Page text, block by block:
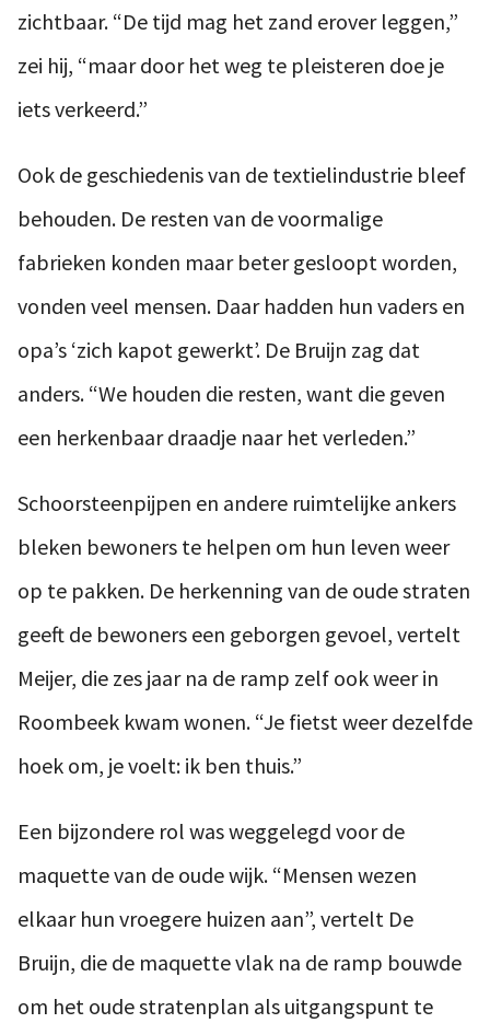
zichtbaar. “De tijd mag het zand erover leggen,”
zei hij, “maar door het weg te pleisteren doe je
iets verkeerd.”
Ook de geschiedenis van de textielindustrie bleef
behouden. De resten van de voormalige
fabrieken konden maar beter gesloopt worden,
vonden veel mensen. Daar hadden hun vaders en
opa’s ‘zich kapot gewerkt’. De Bruijn zag dat
anders. “We houden die resten, want die geven
een herkenbaar draadje naar het verleden.”
Schoorsteenpijpen en andere ruimtelijke ankers
bleken bewoners te helpen om hun leven weer
op te pakken. De herkenning van de oude straten
geeft de bewoners een geborgen gevoel, vertelt
Meijer, die zes jaar na de ramp zelf ook weer in
Roombeek kwam wonen. “Je fietst weer dezelfde
hoek om, je voelt: ik ben thuis.”
Een bijzondere rol was weggelegd voor de
maquette van de oude wijk. “Mensen wezen
elkaar hun vroegere huizen aan”, vertelt De
Bruijn, die de maquette vlak na de ramp bouwde
om het oude stratenplan als uitgangspunt te